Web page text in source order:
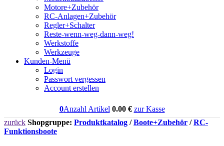
Motore+Zubehör
RC-Anlagen+Zubehör
Regler+Schalter
Reste-wenn-weg-dann-weg!
Werkstoffe
Werkzeuge
Kunden-Menü
Login
Passwort vergessen
Account erstellen
0Anzahl Artikel 0.00€ zur Kasse
zurück Shopgruppe: Produktkatalog /Boote+Zubehör /RC-
Funktionsboote